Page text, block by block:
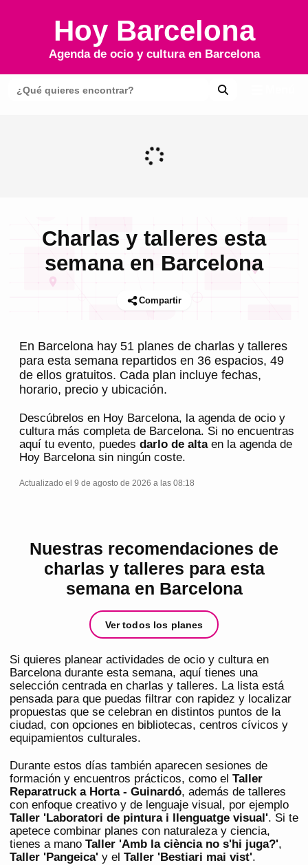
Hoy Barcelona
Agenda de ocio y cultura en Barcelona
Charlas y talleres esta
semana en Barcelona
Compartir
En Barcelona hay 51 planes de charlas y talleres
para esta semana repartidos en 36 espacios, 49
de ellos gratuitos. Cada plan incluye fechas,
horario, precio y ubicación.
Descúbrelos en Hoy Barcelona, la agenda de ocio y
cultura más completa de Barcelona. Si no encuentras
aquí tu evento, puedes darlo de altaen la agenda de
Hoy Barcelonasin ningún coste.
Actualizado el 9 de agosto de 2026 a las 08:18
Nuestras recomendaciones de
charlas y talleres para esta
semana en Barcelona
Ver todos los planes
Si quieres planear actividades de ocio y cultura en
Barcelona durante esta semana, aquí tienes una
selección centrada en charlas y talleres. La lista está
pensada para que puedas filtrar con rapidez y localizar
propuestas que se celebran en distintos puntos de la
ciudad, con opciones en bibliotecas, centros cívicos y
equipamientos culturales.
Durante estos días también aparecen sesiones de
formación y encuentros prácticos, como el Taller
Reparatruck a Horta - Guinardó, además de talleres
con enfoque creativo y de lenguaje visual, por ejemplo
Taller 'Laboratori de pintura i llenguatge visual'. Si te
apetece combinar planes con naturaleza y ciencia,
tienes a mano Taller 'Amb la ciència no s'hi juga?',
Taller 'Pangeica' y el Taller 'Bestiari mai vist'.